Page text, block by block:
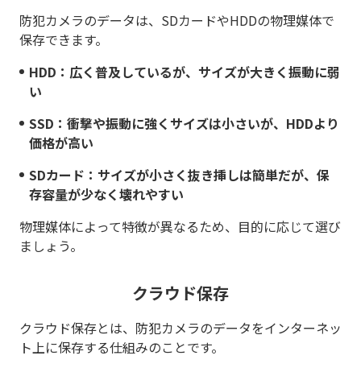
防犯カメラのデータは、SDカードやHDDの物理媒体で
保存できます。
HDD：広く普及しているが、サイズが大きく振動に弱
い
SSD：衝撃や振動に強くサイズは小さいが、HDDより
価格が高い
SDカード：サイズが小さく抜き挿しは簡単だが、保
存容量が少なく壊れやすい
物理媒体によって特徴が異なるため、目的に応じて選び
ましょう。
クラウド保存
クラウド保存とは、防犯カメラのデータをインターネッ
ト上に保存する仕組みのことです。